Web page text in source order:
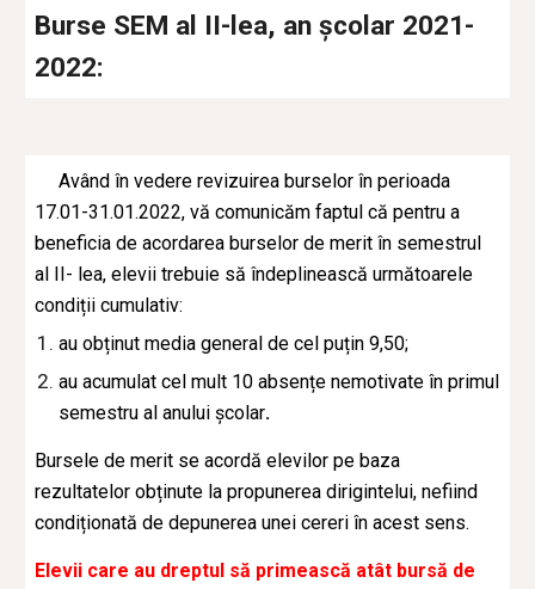
Burse SEM al II-lea, an școlar 2021-
2022:
Având în vedere revizuirea burselor în perioada
17.01-31.01.2022, vă comunicăm faptul că pentru a
beneficia de acordarea burselor de merit în semestrul
al II- lea, elevii trebuie să îndeplinească următoarele
condiții cumulativ:
au obținut media general de cel puțin 9,50;
au acumulat cel mult 10 absențe nemotivate în primul
semestru al anului școlar.
Bursele de merit se acordă elevilor pe baza
rezultatelor obținute la propunerea dirigintelui, nefiind
condiționată de depunerea unei cereri în acest sens.
Elevii care au dreptul să primească atât bursă de